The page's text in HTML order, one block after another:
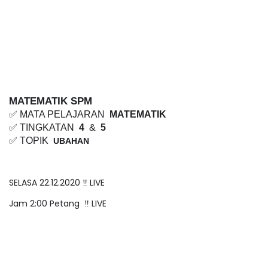
MATEMATIK SPM
✅ MATA PELAJARAN
MATEMATIK
✅ TINGKATAN
4 & 5
✅ TOPIK UBAHAN
SELASA 22.12.2020 ‼️ LIVE
Jam 2:00 Petang ‼️ LIVE